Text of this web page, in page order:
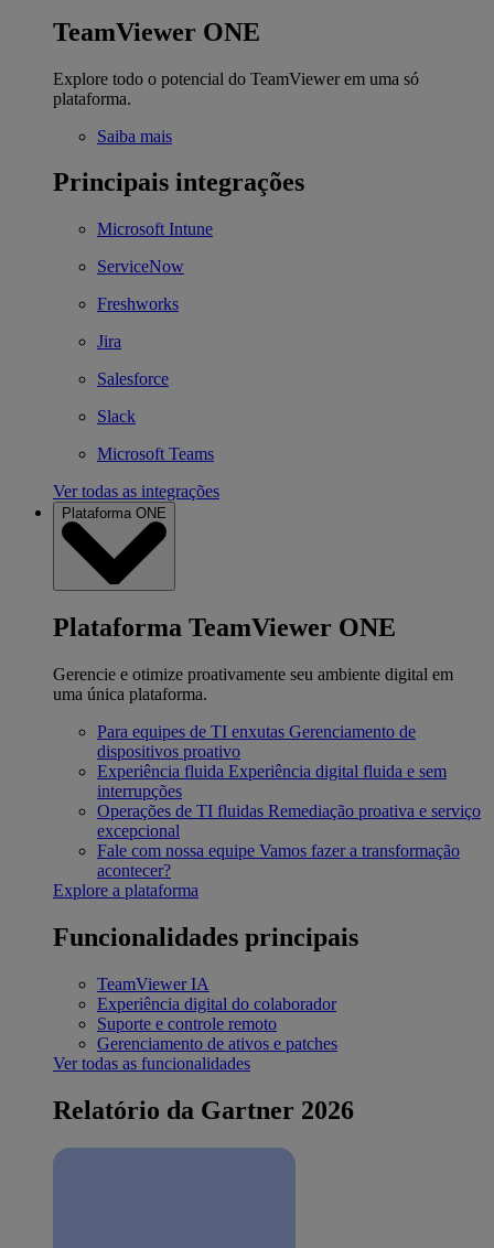
TeamViewer ONE
Explore todo o potencial do TeamViewer em uma só
plataforma.
Saiba mais
Principais integrações
Microsoft Intune
ServiceNow
Freshworks
Jira
Salesforce
Slack
Microsoft Teams
Ver todas as integrações
Plataforma ONE
Plataforma TeamViewer ONE
Gerencie e otimize proativamente seu ambiente digital em
uma única plataforma.
Para equipes de TI enxutas Gerenciamento de
dispositivos proativo
Experiência fluida Experiência digital fluida e sem
interrupções
Operações de TI fluidas Remediação proativa e serviço
excepcional
Fale com nossa equipe Vamos fazer a transformação
acontecer?
Explore a plataforma
Funcionalidades principais
TeamViewer IA
Experiência digital do colaborador
Suporte e controle remoto
Gerenciamento de ativos e patches
Ver todas as funcionalidades
Relatório da Gartner 2026